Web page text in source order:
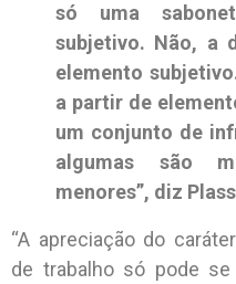
só uma
subjetivo. Não, a
elemento
a partir de
um conjunto de
algumas são
menores”, diz
“A apreciação do
de trabalho só pode